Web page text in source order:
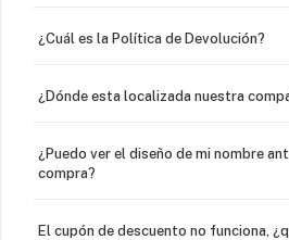
¿Cuál es la Política de Devolución?
¿Dónde esta localizada nuestra
¿Puedo ver el diseño de mi nombre
compra?
El cupón de descuento no funciona,